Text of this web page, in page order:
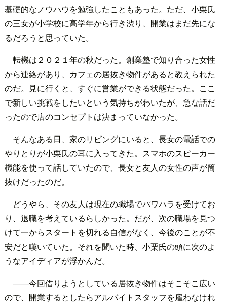
基礎的なノウハウを勉強したこともあった。ただ、小栗氏
の三女が小学校に高学年から行き渋り、開業はまだ先にな
るだろうと思っていた。
転機は２０２１年の秋だった。創業塾で知り合った女性
から連絡があり、カフェの居抜き物件があると教えられた
のだ。見に行くと、すぐに営業ができる状態だった。ここ
で新しい挑戦をしたいという気持ちがわいたが、急な話だ
ったので店のコンセプトは決まっていなかった。
そんなある日、家のリビングにいると、長女の電話での
やりとりが小栗氏の耳に入ってきた。スマホのスピーカー
機能を使って話していたので、長女と友人の女性の声が筒
抜けだったのだ。
どうやら、その友人は現在の職場でパワハラを受けてお
り、退職を考えているらしかった。だが、次の職場を見つ
けて一からスタートを切れる自信がなく、今後のことが不
安だと嘆いていた。それを聞いた時、小栗氏の頭に次のよ
うなアイディアが浮かんだ。
――今回借りようとしている居抜き物件はそこそこ広い
ので、開業するとしたらアルバイトスタッフを雇わなけれ